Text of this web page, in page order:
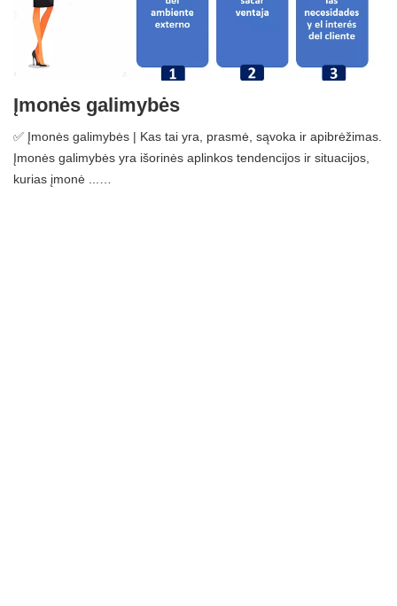
Įmonės galimybės
✅ Įmonės galimybės | Kas tai yra, prasmė, sąvoka ir apibrėžimas.
Įmonės galimybės yra išorinės aplinkos tendencijos ir situacijos,
kurias įmonė ...…